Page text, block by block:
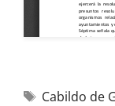
Cabildo de